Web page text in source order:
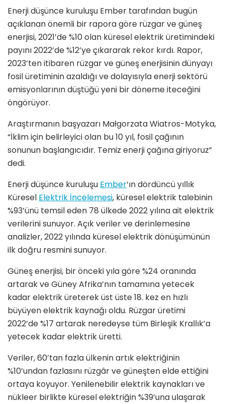
Enerji düşünce kuruluşu Ember tarafından bugün
açıklanan önemli bir rapora göre rüzgar ve güneş
enerjisi, 2021’de %10 olan küresel elektrik üretimindeki
payını 2022’de %12’ye çıkararak rekor kırdı. Rapor,
2023’ten itibaren rüzgar ve güneş enerjisinin dünyayı
fosil üretiminin azaldığı ve dolayısıyla enerji sektörü
emisyonlarının düştüğü yeni bir döneme iteceğini
öngörüyor.
Araştırmanın başyazarı Małgorzata Wiatros-Motyka,
“İklim için belirleyici olan bu 10 yıl, fosil çağının
sonunun başlangıcıdır. Temiz enerji çağına giriyoruz”
dedi.
Enerji düşünce kuruluşu Ember‘ın dördüncü yıllık
Küresel Elektrik İncelemesi, küresel elektrik talebinin
%93’ünü temsil eden 78 ülkede 2022 yılına ait elektrik
verilerini sunuyor. Açık veriler ve derinlemesine
analizler, 2022 yılında küresel elektrik dönüşümünün
ilk doğru resmini sunuyor.
Güneş enerjisi, bir önceki yıla göre %24 oranında
artarak ve Güney Afrika’nın tamamına yetecek
kadar elektrik üreterek üst üste 18. kez en hızlı
büyüyen elektrik kaynağı oldu. Rüzgar üretimi
2022’de %17 artarak neredeyse tüm Birleşik Krallık’a
yetecek kadar elektrik üretti.
Veriler, 60’tan fazla ülkenin artık elektriğinin
%10’undan fazlasını rüzgâr ve güneşten elde ettiğini
ortaya koyuyor. Yenilenebilir elektrik kaynakları ve
nükleer birlikte küresel elektriğin %39’una ulaşarak